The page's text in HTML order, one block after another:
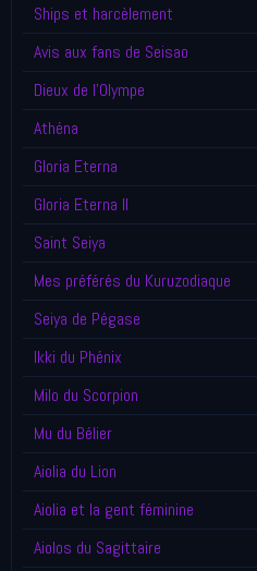
Ships et harcèlement
Avis aux fans de Seisao
Dieux de l'Olympe
Athéna
Gloria Eterna
Gloria Eterna II
Saint Seiya
Mes préférés du Kuruzodiaque
Seiya de Pégase
Ikki du Phénix
Milo du Scorpion
Mu du Bélier
Aiolia du Lion
Aiolia et la gent féminine
Aiolos du Sagittaire